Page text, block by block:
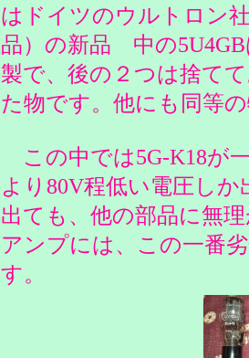
はドイツのウルトロン
品）の新品 中の5U4GB
製で、後の２つは捨て
た物です。他にも同等
この中では5G-K18が
より80V程低い電圧し
出ても、他の部品に無
アンプには、この一番
す。